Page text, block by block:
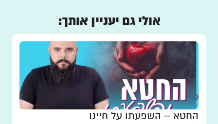
אולי גם יעניין אותך:
החטא – השפעתו על חיינו